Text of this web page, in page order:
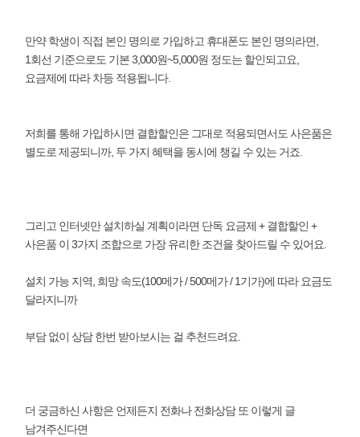
만약 학생이 직접 본인 명의로 가입하고 휴대폰도 본인 명의라면,
1회선 기준으로도 기본 3,000원~5,000원 정도는 할인되고요,
요금제에 따라 차등 적용됩니다.
저희를 통해 가입하시면 결합할인은 그대로 적용되면서도 사은품은
별도로 제공되니까, 두 가지 혜택을 동시에 챙길 수 있는 거죠.
그리고 인터넷만 설치하실 계획이라면 단독 요금제 + 결합할인 +
사은품 이 3가지 조합으로 가장 유리한 조건을 찾아드릴 수 있어요.
설치 가능 지역, 희망 속도(100메가 / 500메가 / 1기가)에 따라 요금도
달라지니까
부담 없이 상담 한번 받아보시는 걸 추천드려요.
더 궁금하신 사항은 언제든지 전화나 전화상담 또 이렇게 글
남겨주신다면